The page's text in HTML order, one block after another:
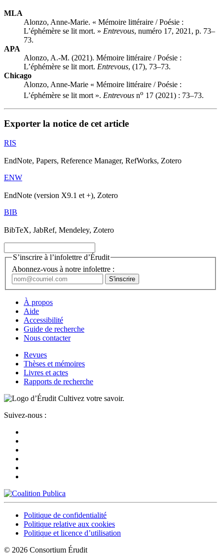
MLA
Alonzo, Anne-Marie. « Mémoire littéraire / Poésie :
L’éphémère se lit mort. » Entrevous, numéro 17, 2021, p. 73–
73.
APA
Alonzo, A.-M. (2021). Mémoire littéraire / Poésie :
L’éphémère se lit mort. Entrevous, (17), 73–73.
Chicago
Alonzo, Anne-Marie « Mémoire littéraire / Poésie :
L’éphémère se lit mort ». Entrevous no 17 (2021) : 73–73.
Exporter la notice de cet article
RIS
EndNote, Papers, Reference Manager, RefWorks, Zotero
ENW
EndNote (version X9.1 et +), Zotero
BIB
BibTeX, JabRef, Mendeley, Zotero
S’inscrire à l’infolettre d’Érudit
Abonnez-vous à notre infolettre :
À propos
Aide
Accessibilité
Guide de recherche
Nous contacter
Revues
Thèses et mémoires
Livres et actes
Rapports de recherche
Cultivez votre savoir.
Suivez-nous :
Politique de confidentialité
Politique relative aux cookies
Politique et licence d’utilisation
© 2026 Consortium Érudit